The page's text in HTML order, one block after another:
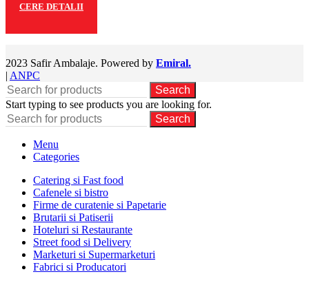
CERE DETALII
2023 Safir Ambalaje. Powered by Emiral.
| ANPC
Search
Start typing to see products you are looking for.
Search
Menu
Categories
Catering si Fast food
Cafenele si bistro
Firme de curatenie si Papetarie
Brutarii si Patiserii
Hoteluri si Restaurante
Street food si Delivery
Marketuri si Supermarketuri
Fabrici si Producatori